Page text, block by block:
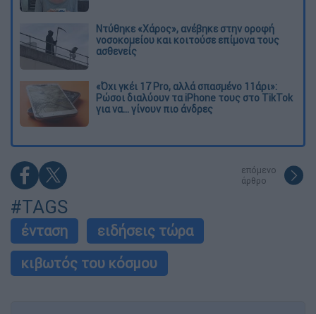
Ντύθηκε «Χάρος», ανέβηκε στην οροφή
νοσοκομείου και κοιτούσε επίμονα τους
ασθενείς
«Όχι γκέι 17 Pro, αλλά σπασμένο 11άρι»:
Ρώσοι διαλύουν τα iPhone τους στο TikTok
για να... γίνουν πιο άνδρες
επόμενο
άρθρο
#TAGS
ένταση
ειδήσεις τώρα
κιβωτός του κόσμου